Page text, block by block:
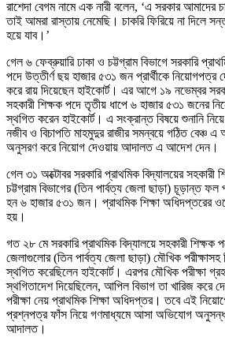
রাশেদা বেগম নামে এক নারী বলেন, ‘এ সরকার আমাদের
তাই আমরা রাস্তায় নেমেছি। চাকরি ফিরিয়ে না দিলে
হয়ে যাব।’
গেল ৬ ফেব্রুয়ারি ঢাকা ও চট্টগ্রাম বিভাগে সরকারি
পদে উত্তীর্ণ ছয় হাজার ৫৩১ জন প্রার্থীকে নিয়োগপত্র
করে রায় দিয়েছেন হাইকোর্ট। এর আগে ১৯ নভেম্বর
সহকারী শিক্ষক পদে তৃতীয় ধাপে ৬ হাজার ৫৩১ জনের
স্থগিত করেন হাইকোর্ট। এ সংক্রান্ত বিষয়ে শুনানি নিয়ে
নজীব ও বিচাপতি মাহমুদুর রাজীর সমন্বয়ে গঠিত বেঞ্চ
অনুসরণ করে নিয়োগ দেওয়ায় আদালত এ আদেশ দেন।
গেল ৩১ অক্টোবর সরকারি প্রাথমিক বিদ্যালয়ের সহকারী
চট্টগ্রাম বিভাগের (তিন পার্বত্য জেলা ছাড়া) চূড়ান্ত
হন ৬ হাজার ৫৩১ জন। প্রাথমিক শিক্ষা অধিদপ্তরের
হয়।
গত ২৮ মে সরকারি প্রাথমিক বিদ্যালয়ে সহকারী শিক্ষক
জেলাগুলোর (তিন পার্বত্য জেলা ছাড়া) মৌখিক
স্থগিত করেছিলেন হাইকোর্ট। এরপর মৌখিক পরীক্ষা
স্থগিতাদেশ দিয়েছিলেন, আপিল বিভাগ তা খারিজ করে
পরীক্ষা নেয় প্রাথমিক শিক্ষা অধিদপ্তর। তবে এই
প্রশ্নপত্র ফাঁস নিয়ে গণমাধ্যমে আসা অভিযোগ
আদালত।